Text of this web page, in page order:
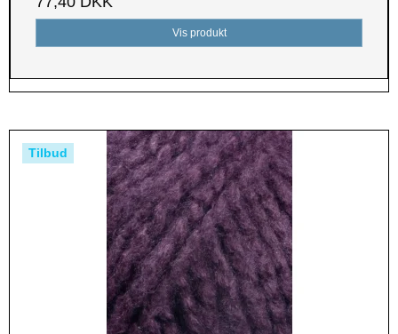
Vis produkt
Tilbud